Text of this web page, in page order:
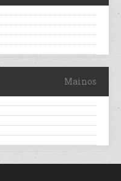
Mainos